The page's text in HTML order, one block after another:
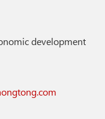
development